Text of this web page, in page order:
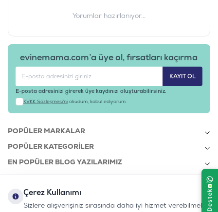
Yorumlar hazırlanıyor...
evinemama.com’a üye ol, fırsatları kaçırma
KAYIT OL
E-posta adresinizi girerek üye kaydınızı oluşturabilirsiniz.
KVKK Sözleşmesi'ni okudum, kabul ediyorum.
POPÜLER MARKALAR
POPÜLER KATEGORILER
EN POPÜLER BLOG YAZILARIMIZ
KURUMSAL
Çerez Kullanımı
Sizlere alışverişiniz sırasında daha iyi hizmet verebilmek